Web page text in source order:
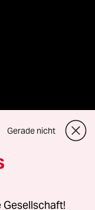
für Genehmigungen
Gerade nicht